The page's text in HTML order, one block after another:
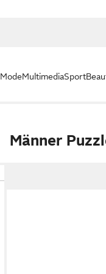
ModeMultimediaSport
Männer